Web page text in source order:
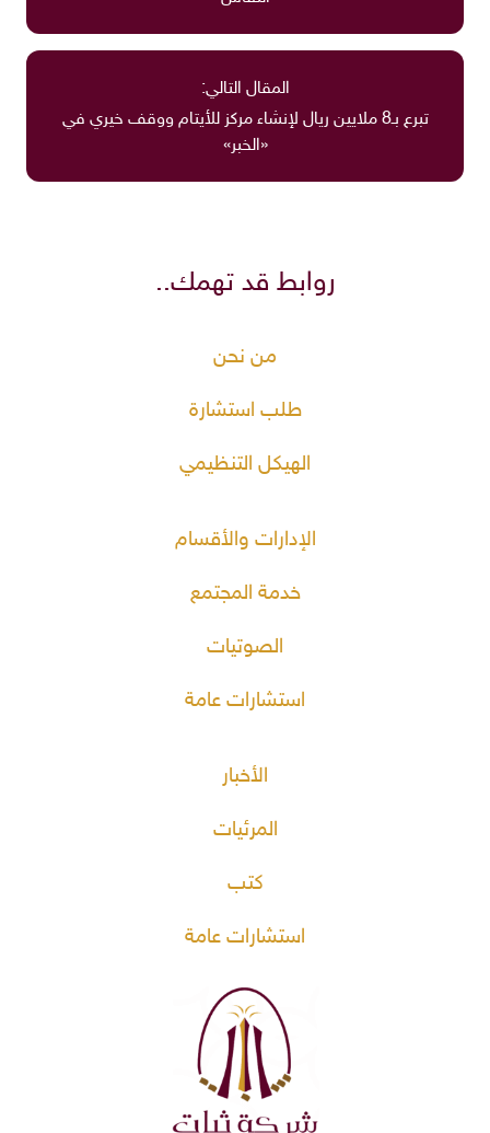
المقال التالي:
تبرع بـ8 ملايين ريال لإنشاء مركز للأيتام ووقف خيري في
«الخبر»
روابط قد تهمك..
من نحن
طلب استشارة
الهيكل التنظيمي
الإدارات والأقسام
خدمة المجتمع
الصوتيات
استشارات عامة
الأخبار
المرئيات
كتب
استشارات عامة